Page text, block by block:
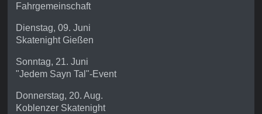
Fahrgemeinschaft
Dienstag, 09. Juni
Skatenight Gießen
Sonntag, 21. Juni
"Jedem Sayn Tal"-Event
Donnerstag, 20. Aug.
Koblenzer Skatenight